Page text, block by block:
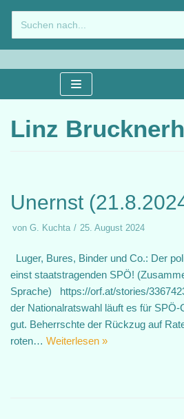
Zum
Inhalt
springen
Linz
Unernst
von G. Kuchta 25. August 2024
Luger, Bures, Binder und Co.: Der
einst staatstragenden SPÖ!
Sprache) https://orf.at/stories/
der Nationalratswahl läuft es für
gut. Beherrschte der Rückzug auf
roten… Weiterlesen »